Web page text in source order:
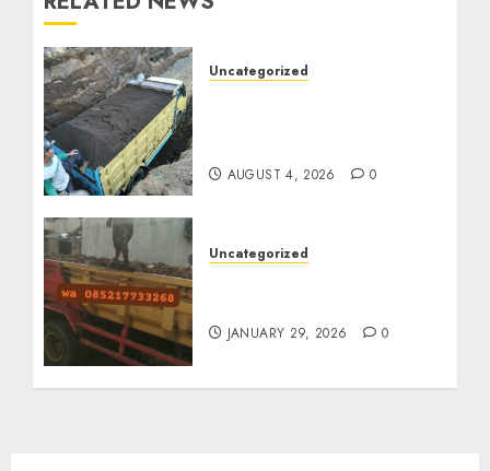
Uncategorized
AUGUST 4, 2026 0
Uncategorized
JANUARY 29, 2026 0